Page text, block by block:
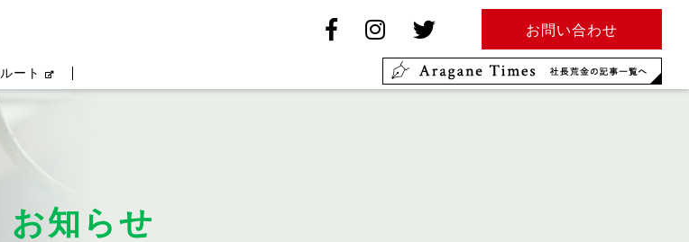
ート
お問い合わせ
お知らせ